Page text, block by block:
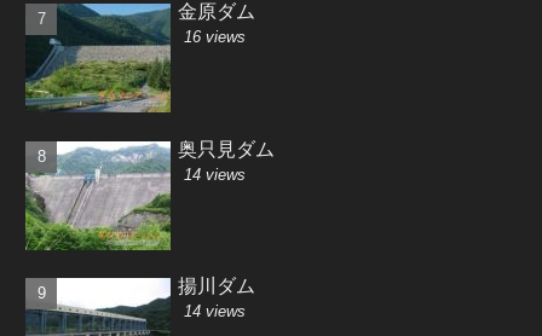
金原ダム
16 views
奥只見ダム
14 views
揚川ダム
14 views